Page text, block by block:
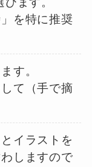
を特に推奨
す。
て（手で摘
イラストを
しますので